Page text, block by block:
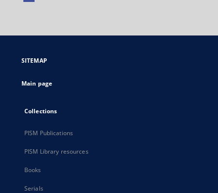
open
new
SITEMAP
Main page
Collections
PISM Publications
PISM Library resources
Books
Serials